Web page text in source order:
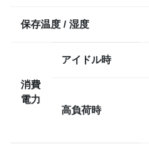
保存温度 / 湿度
消費
電力
アイドル時
高負荷時